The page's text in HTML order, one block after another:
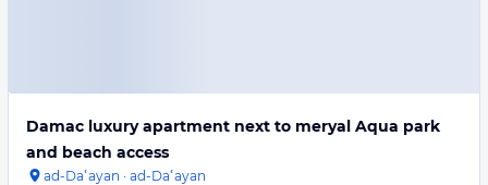
Damac luxury apartment next to meryal Aqua park
and beach access
ad-Daʿayan · ad-Daʿayan